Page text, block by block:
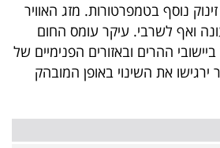
נוסף בטמפרטורות. מזג האוויר
ואף לשרבי. עיקר עומס החום
ההרים ובאזורים הפנימיים של
את השינוי באופן המובהק